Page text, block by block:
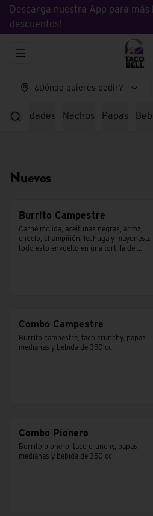
Descarga nuestra App para más
descuentos!
Abrir menu de navegación
¿Dónde quieres pedir?
Nachos Papas
Nuevos
Burrito Campestre
Carne molida, aceitunas negras, arroz,
choclo, champiñón, lechuga y mayonesa.
todo esto envuelto en una tortilla de
Combo Campestre
Burrito campestre, taco crunchy, papas
medianas y bebida de 350 cc
Combo Pionero
Burrito pionero, taco crunchy, papas
medianas y bebida de 350 cc